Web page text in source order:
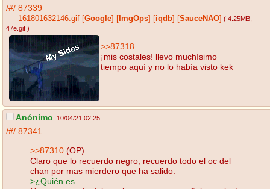
/#/ 87339
161801632146.gif Google ImgOps iqdb SauceNAO ( 4.25MB
47e.gif )
>>87318
¡mis costales! llevo muchísimo
tiempo aquí y no lo había visto kek
Anónimo 10/04/21 02:25
/#/ 87341
>>87310 (OP)
Claro que lo recuerdo negro, recuerdo todo el oc del
chan por mas mierdero que ha salido.
>¿Quién es